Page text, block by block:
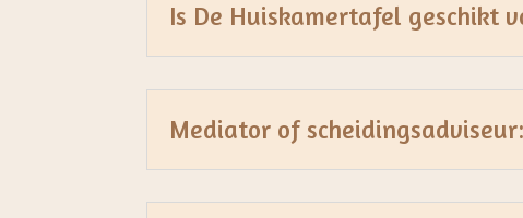
Is De Huiskamertafel geschikt
Mediator of